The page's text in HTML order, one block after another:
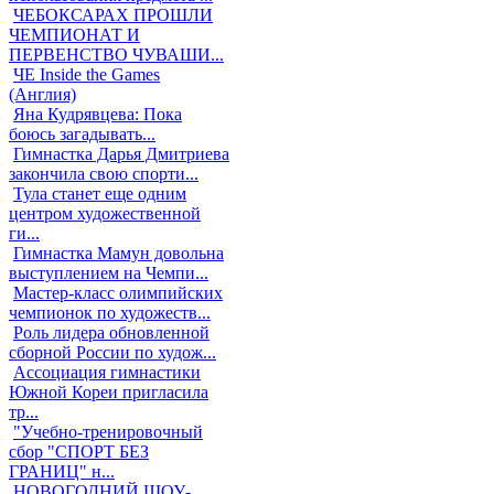
ЧЕБОКСАРАХ ПРОШЛИ
ЧЕМПИОНАТ И
ПЕРВЕНСТВО ЧУВАШИ...
ЧЕ Inside the Games
(Англия)
Яна Кудрявцева: Пока
боюсь загадывать...
Гимнастка Дарья Дмитриева
закончила свою спорти...
Тула станет еще одним
центром художественной
ги...
Гимнастка Мамун довольна
выступлением на Чемпи...
Мастер-класс олимпийских
чемпионок по художеств...
Роль лидера обновленной
сборной России по худож...
Ассоциация гимнастики
Южной Кореи пригласила
тр...
"Учебно-тренировочный
сбор "СПОРТ БЕЗ
ГРАНИЦ" н...